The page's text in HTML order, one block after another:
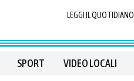
LEGGI IL QUOTIDIANO
SPORT VIDEO LOCALI